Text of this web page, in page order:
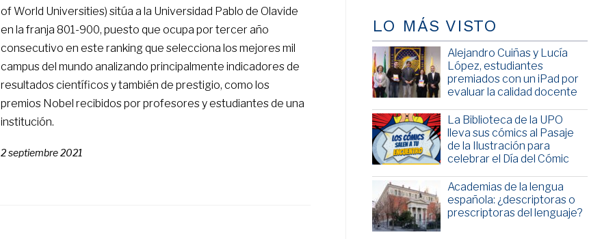
of World Universities) sitúa a la Universidad Pablo de Olavide
en la franja 801-900, puesto que ocupa por tercer año
consecutivo en este ranking que selecciona los mejores mil
campus del mundo analizando principalmente indicadores de
resultados científicos y también de prestigio, como los
premios Nobel recibidos por profesores y estudiantes de una
institución.
2 septiembre 2021
LO MÁS VISTO
Alejandro Cuiñas y Lucía
López, estudiantes
premiados con un iPad por
evaluar la calidad docente
La Biblioteca de la UPO
lleva sus cómics al Pasaje
de la Ilustración para
celebrar el Día del Cómic
Academias de la lengua
española: ¿descriptoras o
prescriptoras del lenguaje?